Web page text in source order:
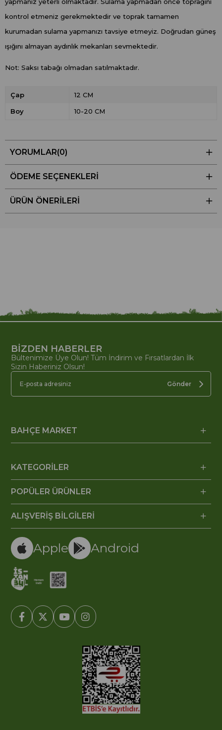
yapmanız yeterli olmaktadır. Sulama yapmadan önce toprağını
kontrol etmeniz gerekmektedir ve toprak tamamen
kurumadan sulama yapmanızı tavsiye etmeyiz. Doğrudan güneş
ışığını almayan aydınlık mekanları sevmektedir.
Not: Saksı tabağı olmadan satılmaktadır.
Çap 12 CM
Boy 10-20 CM
YORUMLAR(0)
ÖDEME SEÇENEKLERI
ÜRÜN ÖNERILERI
BİZDEN HABERLER
Bültenimize Üye Olun! Tüm İndirim ve Fırsatlardan İlk
Sizin Haberiniz Olsun!
Gönder
BAHÇE MARKET
KATEGORİLER
POPÜLER ÜRÜNLER
ALIŞVERİŞ BİLGİLERİ
Apple Android